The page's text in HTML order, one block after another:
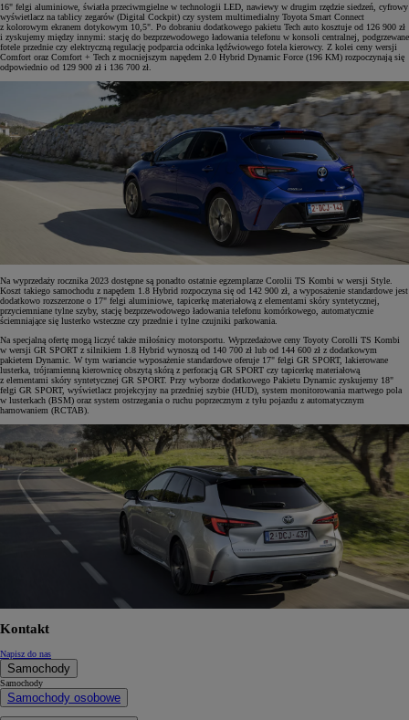
16" felgi aluminiowe, światła przeciwmgielne w technologii LED, nawiewy w drugim rzędzie siedzeń, cyfrowy
wyświetlacz na tablicy zegarów (Digital Cockpit) czy system multimedialny Toyota Smart Connect
z kolorowym ekranem dotykowym 10,5". Po dobraniu dodatkowego pakietu Tech auto kosztuje od 126 900 zł
i zyskujemy między innymi: stację do bezprzewodowego ładowania telefonu w konsoli centralnej, podgrzewane
fotele przednie czy elektryczną regulację podparcia odcinka lędźwiowego fotela kierowcy. Z kolei ceny wersji
Comfort oraz Comfort + Tech z mocniejszym napędem 2.0 Hybrid Dynamic Force (196 KM) rozpoczynają się
odpowiednio od 129 900 zł i 136 700 zł.
Na wyprzedaży rocznika 2023 dostępne są ponadto ostatnie egzemplarze Corolii TS Kombi w wersji Style.
Koszt takiego samochodu z napędem 1.8 Hybrid rozpoczyna się od 142 900 zł, a wyposażenie standardowe jest
dodatkowo rozszerzone o 17" felgi aluminiowe, tapicerkę materiałową z elementami skóry syntetycznej,
przyciemniane tylne szyby, stację bezprzewodowego ładowania telefonu komórkowego, automatycznie
ściemniające się lusterko wsteczne czy przednie i tylne czujniki parkowania.
Na specjalną ofertę mogą liczyć także miłośnicy motorsportu. Wyprzedażowe ceny Toyoty Corolli TS Kombi
w wersji GR SPORT z silnikiem 1.8 Hybrid wynoszą od 140 700 zł lub od 144 600 zł z dodatkowym
pakietem Dynamic. W tym wariancie wyposażenie standardowe oferuje 17" felgi GR SPORT, lakierowane
lusterka, trójramienną kierownicę obszytą skórą z perforacją GR SPORT czy tapicerkę materiałową
z elementami skóry syntetycznej GR SPORT. Przy wyborze dodatkowego Pakietu Dynamic zyskujemy 18"
felgi GR SPORT, wyświetlacz projekcyjny na przedniej szybie (HUD), system monitorowania martwego pola
w lusterkach (BSM) oraz system ostrzegania o ruchu poprzecznym z tyłu pojazdu z automatycznym
hamowaniem (RCTAB).
Kontakt
Napisz do nas
Samochody
Samochody
Samochody osobowe